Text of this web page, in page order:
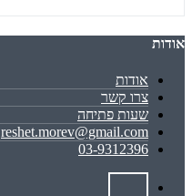
אודות
אודות
צרו קשר
שעות פתיחה
reshet.morev@gmail.com
03-9312396